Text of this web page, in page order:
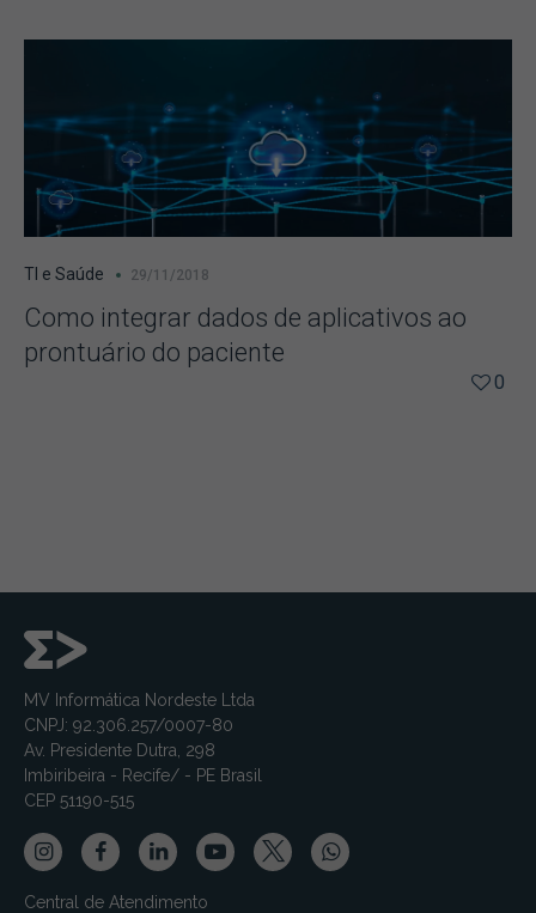
TI e Saúde 29/11/2018
Como integrar dados de aplicativos ao
prontuário do paciente
0
MV Informática Nordeste Ltda
CNPJ: 92.306.257/0007-80
Av. Presidente Dutra, 298
Imbiribeira - Recife/ - PE Brasil
CEP 51190-515
Central de Atendimento